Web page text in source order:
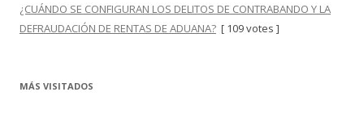
¿CUÁNDO SE CONFIGURAN LOS DELITOS DE CONTRABANDO Y LA
DEFRAUDACIÓN DE RENTAS DE ADUANA? [ 109 votes ]
MÁS VISITADOS